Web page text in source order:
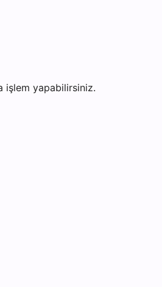
işlem yapabilirsiniz.